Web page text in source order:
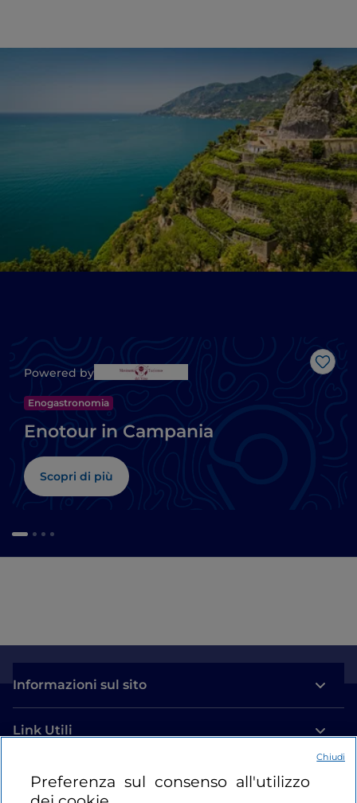
Like
Powered by
Enogastronomia
Enotour in Campania
Scopri di più
Informazioni sul sito
Link Utili
Login
Preferenza sul consenso all'utilizzo
Chiudi